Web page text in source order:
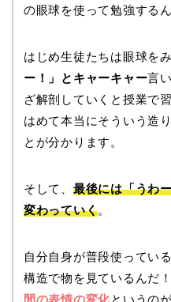
の眼球を使って勉強するん
はじめ生徒たちは眼球を
ー！」とキャーキャー言
ざ解剖していくと授業で
はめて本当にそういう造
とが分かります。
そして、 最後には「うわ
変わっていく。
自分自身が普段使ってい
構造で物を見ているんだ